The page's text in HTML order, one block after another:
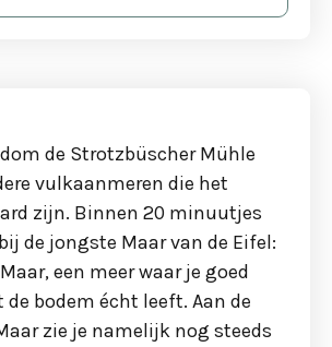
de Strotzbüscher Mühle
vulkaanmeren die het
zijn. Binnen 20 minuutjes
de jongste Maar van de Eifel:
een meer waar je goed
bodem écht leeft. Aan de
zie je namelijk nog steeds